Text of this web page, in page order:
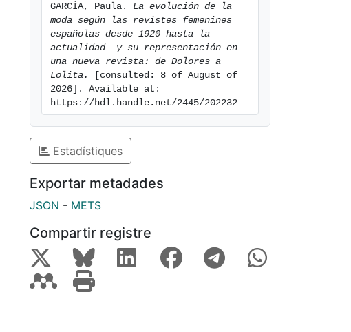
GARCÍA, Paula. La evolución de la
moda según las revistes femenines
españolas desde 1920 hasta la
actualidad  y su representación en
una nueva revista: de Dolores a
Lolita.
[consulted: 8 of August of
2026]. Available at:
https://hdl.handle.net/2445/202232
Estadístiques
Exportar metadades
JSON - METS
Compartir registre